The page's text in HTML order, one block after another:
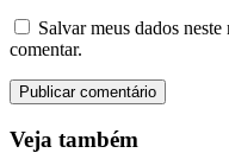
Salvar meus dados
comentar.
Veja também